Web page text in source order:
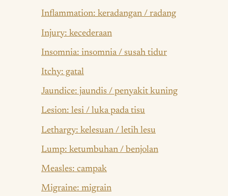
Inflammation: keradangan / radang
Injury: kecederaan
Insomnia: insomnia / susah tidur
Itchy: gatal
Jaundice: jaundis / penyakit kuning
Lesion: lesi / luka pada tisu
Lethargy: kelesuan / letih lesu
Lump: ketumbuhan / benjolan
Measles: campak
Migraine: migrain